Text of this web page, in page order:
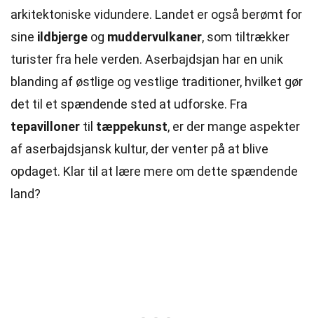
arkitektoniske vidundere. Landet er også berømt for
sine ildbjerge og muddervulkaner, som tiltrækker
turister fra hele verden. Aserbajdsjan har en unik
blanding af østlige og vestlige traditioner, hvilket gør
det til et spændende sted at udforske. Fra
tepavilloner til tæppekunst, er der mange aspekter
af aserbajdsjansk kultur, der venter på at blive
opdaget. Klar til at lære mere om dette spændende
land?